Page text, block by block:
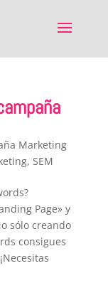
Marketing
, SEM
Page» y
sólo creando
consigues